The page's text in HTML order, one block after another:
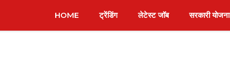
HOME ट्रेंडिंग लेटेस्ट जॉब सरकारी योजना